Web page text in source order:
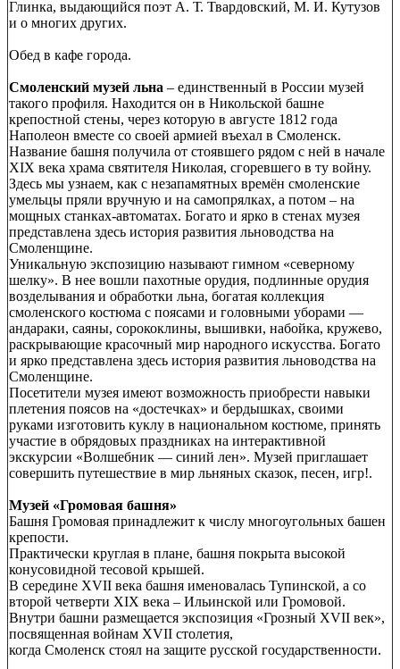
Глинка, выдающийся поэт А. Т. Твардовский, М. И. Кутузов
и о многих других.
Обед в кафе города.
Смоленский музей льна – единственный в России музей
такого профиля. Находится он в Никольской башне
крепостной стены, через которую в августе 1812 года
Наполеон вместе со своей армией въехал в Смоленск.
Название башня получила от стоявшего рядом с ней в начале
XIX века храма святителя Николая, сгоревшего в ту войну.
Здесь мы узнаем, как с незапамятных времён смоленские
умельцы пряли вручную и на самопрялках, а потом – на
мощных станках-автоматах. Богато и ярко в стенах музея
представлена здесь история развития льноводства на
Смоленщине.
Уникальную экспозицию называют гимном «северному
шелку». В нее вошли пахотные орудия, подлинные орудия
возделывания и обработки льна, богатая коллекция
смоленского костюма с поясами и головными уборами —
андараки, саяны, сорококлины, вышивки, набойка, кружево,
раскрывающие красочный мир народного искусства. Богато
и ярко представлена здесь история развития льноводства на
Смоленщине.
Посетители музея имеют возможность приобрести навыки
плетения поясов на «достечках» и бердышках, своими
руками изготовить куклу в национальном костюме, принять
участие в обрядовых праздниках на интерактивной
экскурсии «Волшебник — синий лен». Музей приглашает
совершить путешествие в мир льняных сказок, песен, игр!.
Музей «Громовая башня»
Башня Громовая принадлежит к числу многоугольных башен
крепости.
Практически круглая в плане, башня покрыта высокой
конусовидной тесовой крышей.
В середине XVII века башня именовалась Тупинской, а со
второй четверти XIX века – Ильинской или Громовой.
Внутри башни размещается экспозиция «Грозный XVII век»,
посвященная войнам XVII столетия,
когда Смоленск стоял на защите русской государственности.